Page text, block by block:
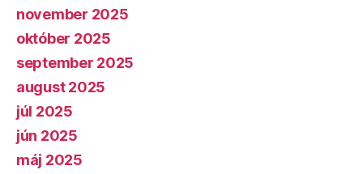
november 2025
október 2025
september 2025
august 2025
júl 2025
jún 2025
máj 2025